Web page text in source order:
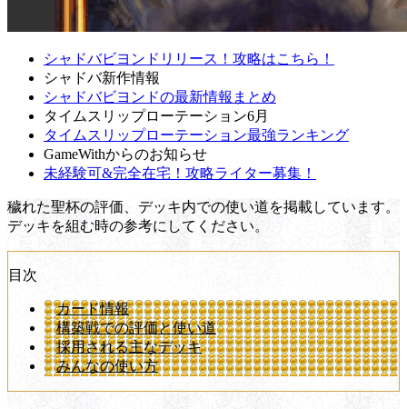
シャドバビヨンドリリース！攻略はこちら！
シャドバ新作情報
シャドバビヨンドの最新情報まとめ
タイムスリップローテーション6月
タイムスリップローテーション最強ランキング
GameWithからのお知らせ
未経験可&完全在宅！攻略ライター募集！
穢れた聖杯の評価、デッキ内での使い道を掲載しています。
デッキを組む時の参考にしてください。
目次
カード情報
構築戦での評価と使い道
採用される主なデッキ
みんなの使い方